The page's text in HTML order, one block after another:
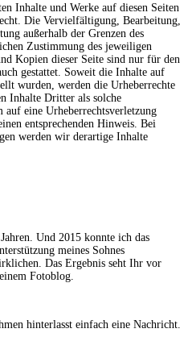
Inhalte und Werke auf diesen Seiten
Die Vervielfältigung, Bearbeitung,
außerhalb der Grenzen des
Zustimmung des jeweiligen
Kopien dieser Seite sind nur für den
gestattet. Soweit die Inhalte auf
wurden, werden die Urheberrechte
Inhalte Dritter als solche
auf eine Urheberrechtsverletzung
entsprechenden Hinweis. Bei
werden wir derartige Inhalte
Und 2015 konnte ich das
meines Sohnes
Das Ergebnis seht Ihr vor
Fotoblog.
hinterlasst einfach eine Nachricht.